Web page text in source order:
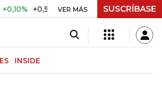
+0,98% UVR $ 416,91 +$ 0,05 +0,01%
VER MÁS SUSCRÍBASE
INSIDE